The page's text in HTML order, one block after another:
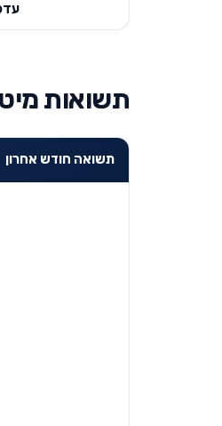
תשואות
תשואה חודש אחרון